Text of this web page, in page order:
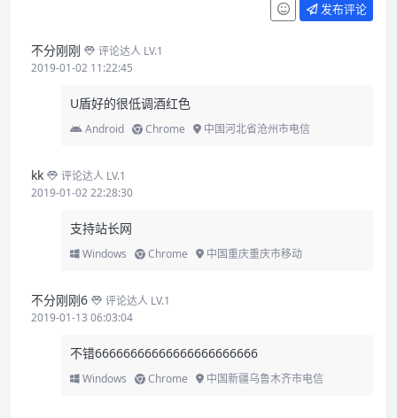
发布评论
不分刚刚
评论达人 LV.1
2019-01-02 11:22:45
U盾好的很低调酒红色
Android Chrome 中国河北省沧州市电信
kk
评论达人 LV.1
2019-01-02 22:28:30
支持站长网
Windows Chrome 中国重庆重庆市移动
不分刚刚6
评论达人 LV.1
2019-01-13 06:03:04
不错66666666666666666666666
Windows Chrome 中国新疆乌鲁木齐市电信